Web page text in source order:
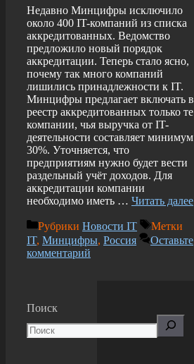
Недавно Минцифры исключило
около 400 IT-компаний из списка
аккредитованных. Ведомство
предложило новый порядок
аккредитации. Теперь стало ясно,
почему так много компаний
лишились принадлежности к IT.
Минцифры предлагает включать в
реестр аккредитованных только те
компании, чья выручка от IT-
деятельности составляет минимум
30%. Уточняется, что
предприятиям нужно будет вести
раздельный учёт доходов. Для
аккредитации компании
необходимо иметь … Читать далее
Рубрики Новости IT
Метки
IT, Минцифры, Россия
Оставьте
комментарий
Поиск